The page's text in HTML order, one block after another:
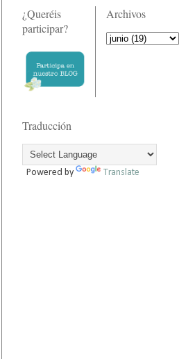
¿Queréis
participar?
Archivos
Traducción
Powered by Translate